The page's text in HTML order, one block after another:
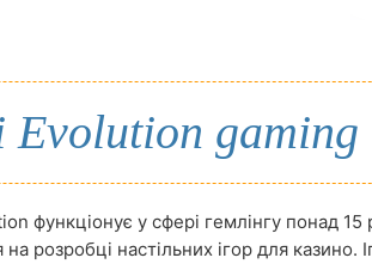
Evolution gaming
функціонує у сфері гемлінгу понад 15
на розробці настільних ігор для